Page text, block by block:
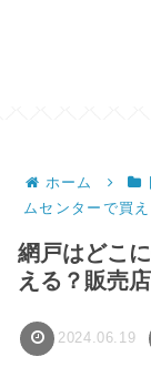
ホーム
ムセンターで買
網戸はどこ
える？販売
2024.06.19